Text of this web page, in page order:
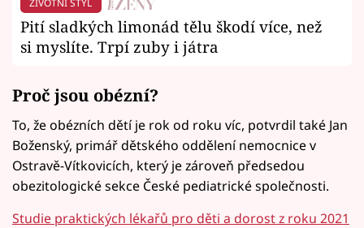
ŽIVOTNÍ STYL
Pití sladkých limonád tělu škodí více, než
si myslíte. Trpí zuby i játra
Proč jsou obézní?
To, že obézních dětí je rok od roku víc, potvrdil také Jan
Boženský, primář dětského oddělení nemocnice v
Ostravě-Vítkovicích, který je zároveň předsedou
obezitologické sekce České pediatrické společnosti.
Studie praktických lékařů pro děti a dorost z roku 2021